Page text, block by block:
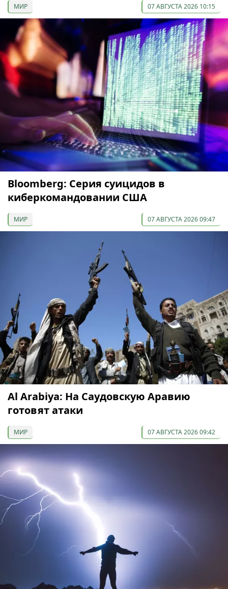
МИР 07 АВГУСТА 2026 10:15
Bloomberg: Серия суицидов в
киберкомандовании США
МИР 07 АВГУСТА 2026 09:47
Al Arabiya: На Саудовскую Аравию
готовят атаки
МИР 07 АВГУСТА 2026 09:42